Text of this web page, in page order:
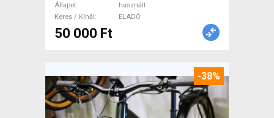
Állapot
használt
Keres / Kínál
ELADÓ
50 000 Ft
-38%